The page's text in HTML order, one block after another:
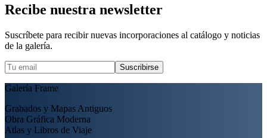
Recibe nuestra newsletter
Suscríbete para recibir nuevas incorporaciones al catálogo y noticias
de la galería.
Suscribirse
Galería Frame
Grabados y Mapas Antiguos
Obra Gráfica Moderna
Atlas y Libros de Viaje